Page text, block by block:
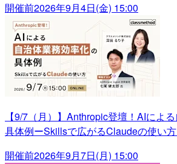
開催前2026年9月4日(金) 15:00
【9/7（月）】Anthropic登壇！AIによ
具体例ーSkillsで広がるClaudeの使い
開催前2026年9月7日(月) 15:00